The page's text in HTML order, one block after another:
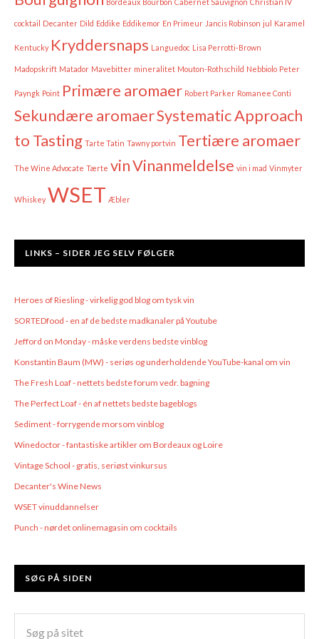
cocktail Decanter Dild Eddike Eddikemor En Primeur Jancis Robinson jul Karamel
Kentucky Kryddersnaps Languedoc Lisa Perrotti-Brown
Madopskrift Matador Mavebitter mineralitet Mouton-Rothschild Nebbiolo Peter
Payngk Point Primære aromaer Robert Parker Romanee Conti
Sekundære aromaerSystematic Approach
to Tasting Tarte Tatin Tawny portvin Tertiære aromaer
The Wine Advocate Tærte vinVinanmeldelse vin i mad Vinmyter
Whiskey WSET Æbler
LINKS – SIDER JEG SELV FØLGER
Heroes of Riesling - virkelig god blog om tysk vin
SORTEDfood - en af de bedste madkanaler på Youtube
Jefford on Monday - måske verdens bedste vinblog
Konstantin Baum (MW) - seriøs og underholdende YouTube-kanal om vin
The Fresh Loaf - nettets bedste forum vedr. bagning
The Perfect Loaf - én af nettets bedste bageblogs
Sediment - forrygende morsom vinblog
Winedoctor - fantastiske artikler om Bordeaux og Loire
Vintage School - gratis, seriøst vinkursus
Decanter's Wine News
WSET vinuddannelser
Punch - nørdet onlinemagasin om cocktails
SØG PÅ SIDEN